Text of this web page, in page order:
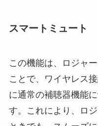
スマートミュート
この機能は、ロジャ
ことで、ワイヤレス
に通常の補聴器機能
す。これにより、ロ